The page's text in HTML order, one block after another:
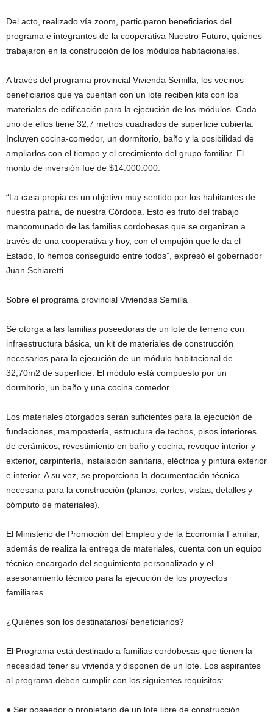
Del acto, realizado vía zoom, participaron beneficiarios del
programa e integrantes de la cooperativa Nuestro Futuro, quienes
trabajaron en la construcción de los módulos habitacionales.
A través del programa provincial Vivienda Semilla, los vecinos
beneficiarios que ya cuentan con un lote reciben kits con los
materiales de edificación para la ejecución de los módulos. Cada
uno de ellos tiene 32,7 metros cuadrados de superficie cubierta.
Incluyen cocina-comedor, un dormitorio, baño y la posibilidad de
ampliarlos con el tiempo y el crecimiento del grupo familiar. El
monto de inversión fue de $14.000.000.
“La casa propia es un objetivo muy sentido por los habitantes de
nuestra patria, de nuestra Córdoba. Esto es fruto del trabajo
mancomunado de las familias cordobesas que se organizan a
través de una cooperativa y hoy, con el empujón que le da el
Estado, lo hemos conseguido entre todos”, expresó el gobernador
Juan Schiaretti.
Sobre el programa provincial Viviendas Semilla
Se otorga a las familias poseedoras de un lote de terreno con
infraestructura básica, un kit de materiales de construcción
necesarios para la ejecución de un módulo habitacional de
32,70m2 de superficie. El módulo está compuesto por un
dormitorio, un baño y una cocina comedor.
Los materiales otorgados serán suficientes para la ejecución de
fundaciones, mampostería, estructura de techos, pisos interiores
de cerámicos, revestimiento en baño y cocina, revoque interior y
exterior, carpintería, instalación sanitaria, eléctrica y pintura exterior
e interior. A su vez, se proporciona la documentación técnica
necesaria para la construcción (planos, cortes, vistas, detalles y
cómputo de materiales).
El Ministerio de Promoción del Empleo y de la Economía Familiar,
además de realiza la entrega de materiales, cuenta con un equipo
técnico encargado del seguimiento personalizado y el
asesoramiento técnico para la ejecución de los proyectos
familiares.
¿Quiénes son los destinatarios/ beneficiarios?
El Programa está destinado a familias cordobesas que tienen la
necesidad tener su vivienda y disponen de un lote. Los aspirantes
al programa deben cumplir con los siguientes requisitos:
● Ser poseedor o propietario de un lote libre de construcción.